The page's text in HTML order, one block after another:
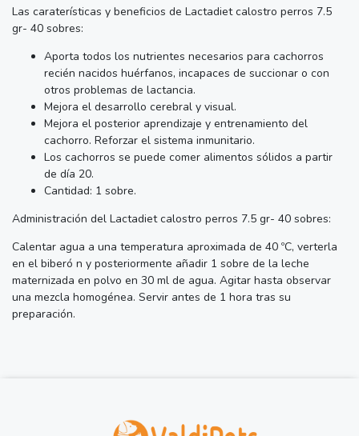
Las caraterísticas y beneficios de Lactadiet calostro perros 7.5
gr- 40 sobres:
Aporta todos los nutrientes necesarios para cachorros
recién nacidos huérfanos, incapaces de succionar o con
otros problemas de lactancia.
Mejora el desarrollo cerebral y visual.
Mejora el posterior aprendizaje y entrenamiento del
cachorro. Reforzar el sistema inmunitario.
Los cachorros se puede comer alimentos sólidos a partir
de día 20.
Cantidad: 1 sobre.
Administración del Lactadiet calostro perros 7.5 gr- 40 sobres:
Calentar agua a una temperatura aproximada de 40 ºC, verterla
en el biberó n y posteriormente añadir 1 sobre de la leche
maternizada en polvo en 30 ml de agua. Agitar hasta observar
una mezcla homogénea. Servir antes de 1 hora tras su
preparación.